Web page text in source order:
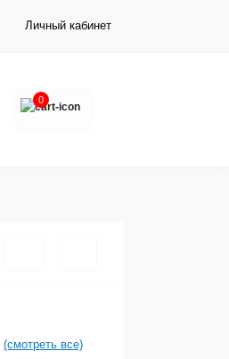
Личный кабинет
0
(смотреть все)